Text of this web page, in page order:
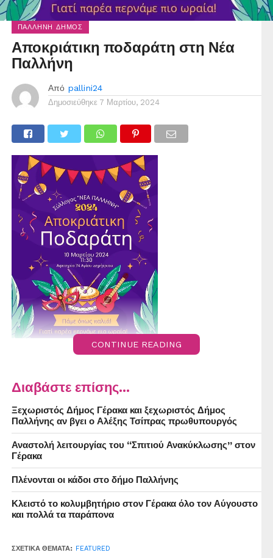
ΠΑΛΛΉΝΗ ΔΉΜΟΣ
Αποκριάτικη ποδαράτη στη Νέα
Παλλήνη
Από pallini24
Δημοσιεύθηκε 7 Μαρτίου, 2024
CONTINUE READING
Διαβάστε επίσης...
Ξεχωριστός Δήμος Γέρακα και ξεχωριστός Δήμος
Παλλήνης αν βγει ο Αλέξης Τσίπρας πρωθυπουργός
Αναστολή λειτουργίας του “Σπιτιού Ανακύκλωσης” στον
Γέρακα
Πλένονται οι κάδοι στο δήμο Παλλήνης
Κλειστό το κολυμβητήριο στον Γέρακα όλο τον Αύγουστο
και πολλά τα παράπονα
ΣΧΕΤΙΚΆ ΘΈΜΑΤΑ: FEATURED